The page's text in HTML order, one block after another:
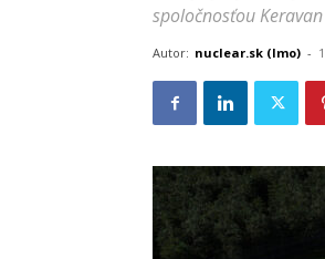
spoločnosťou
Autor: nuclear.sk (lmo) -